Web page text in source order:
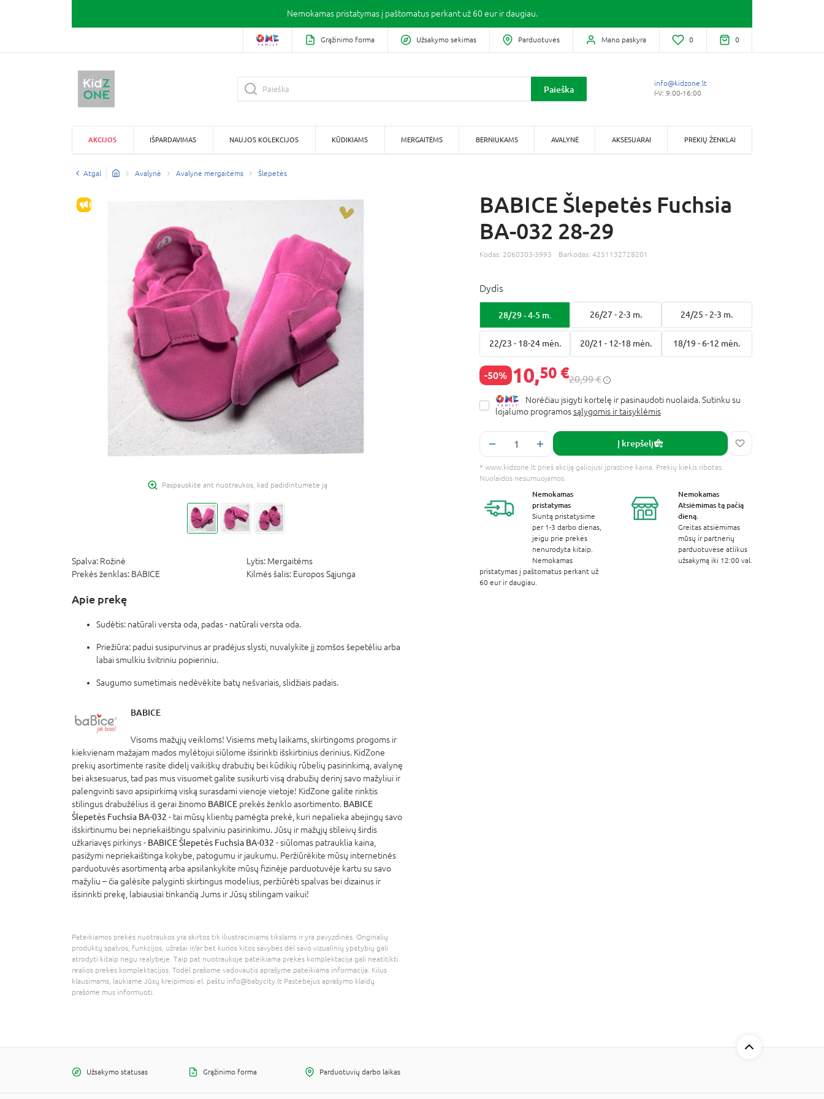
Nemokamas pristatymas į paštomatus perkant už 60 eur ir daugiau.
Grąžinimo forma Užsakymo sekimas Parduotuvės Mano paskyra 0 0
Paieška
info@kidzone.lt
I-V: 9:00-16:00
AKCIJOS IŠPARDAVIMAS NAUJOS KOLEKCIJOS KŪDIKIAMS MERGAITĖMS BERNIUKAMS AVALYNĖ AKSESUARAI PREKIŲ ŽENKLAI
Atgal Avalynė Avalynė mergaitėms Šlepetės
IŠPARDAVIMAS
Paspauskite ant nuotraukos, kad padidintumėte ją
Spalva: Rožinė Lytis: Mergaitėms
Prekės ženklas: BABICE Kilmės šalis: Europos Sąjunga
Apie prekę
Sudėtis: natūrali versta oda, padas - natūrali versta oda.
Priežiūra: padui susipurvinus ar pradėjus slysti, nuvalykite jį zomšos šepetėliu arba
labai smulkiu švitriniu popieriniu.
Saugumo sumetimais nedėvėkite batų nešvariais, slidžiais padais.
BABICE
Visoms mažųjų veikloms! Visiems metų laikams, skirtingoms progoms ir
kiekvienam mažajam mados mylėtojui siūlome išsirinkti išskirtinius derinius. KidZone
prekių asortimente rasite didelį vaikiškų drabužių bei kūdikių rūbelių pasirinkimą, avalynę
bei aksesuarus, tad pas mus visuomet galite susikurti visą drabužių derinį savo mažyliui ir
palengvinti savo apsipirkimą viską surasdami vienoje vietoje! KidZone galite rinktis
stilingus drabužėlius iš gerai žinomo BABICE prekės ženklo asortimento. BABICE
Šlepetės Fuchsia BA-032 - tai mūsų klientų pamėgta prekė, kuri nepalieka abejingų savo
išskirtinumu bei nepriekaištingu spalviniu pasirinkimu. Jūsų ir mažųjų stileivų širdis
užkariavęs pirkinys - BABICE Šlepetės Fuchsia BA-032 - siūlomas patrauklia kaina,
pasižymi nepriekaištinga kokybe, patogumu ir jaukumu. Peržiūrėkite mūsų internetinės
parduotuvės asortimentą arba apsilankykite mūsų fizinėje parduotuvėje kartu su savo
mažyliu – čia galėsite palyginti skirtingus modelius, peržiūrėti spalvas bei dizainus ir
išsirinkti prekę, labiausiai tinkančią Jums ir Jūsų stilingam vaikui!
Pateikiamos prekės nuotraukos yra skirtos tik iliustraciniams tikslams ir yra pavyzdinės. Originalių
produktų spalvos, funkcijos, užrašai ir/ar bet kurios kitos savybės dėl savo vizualinių ypatybių gali
atrodyti kitaip negu realybėje. Taip pat nuotraukoje pateikiama prekės komplektacija gali neatitikti
realios prekės komplektacijos. Todėl prašome vadovautis aprašyme pateikiama informacija. Kilus
klausimams, laukiame Jūsų kreipimosi el. paštu info@babycity.lt Pastebėjus aprašymo klaidų
prašome mus informuoti.
BABICE Šlepetės Fuchsia
BA-032 28-29
Kodas: 2060303-3993 Barkodas: 4251132728201
Dydis
28/29 - 4-5 m. 26/27 - 2-3 m. 24/25 - 2-3 m.
22/23 - 18-24 mėn. 20/21 - 12-18 mėn. 18/19 - 6-12 mėn.
-50% 10,50 €20,99 €
Norėčiau įsigyti kortelę ir pasinaudoti nuolaida. Sutinku su
lojalumo programossąlygomis ir taisyklėmis
Į krepšelį
* www.kidzone.lt prieš akciją galiojusi įprastinė kaina. Prekių kiekis ribotas.
Nuolaidos nesumuojamos.
Nemokamas
pristatymas
Siuntą pristatysime
per 1-3 darbo dienas,
jeigu prie prekės
nenurodyta kitaip.
Nemokamas
pristatymas į paštomatus perkant už
60 eur ir daugiau.
Nemokamas
Atsiėmimastą pačią
dieną.
Greitas atsiėmimas
mūsų ir partnerių
parduotuvėse atlikus
užsakymą iki 12:00 val.
Užsakymo statusas Grąžinimo forma Parduotuvių darbo laikas